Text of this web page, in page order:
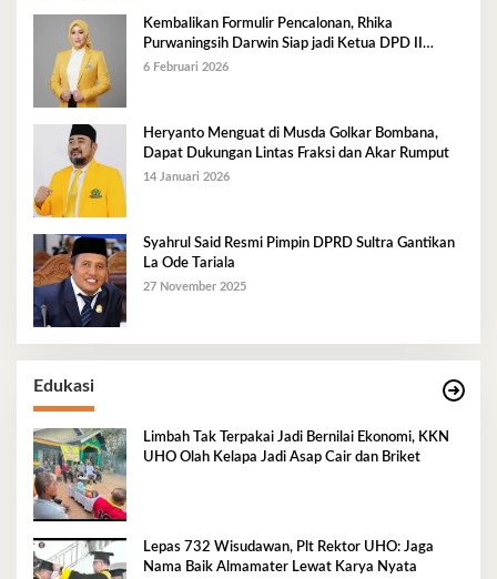
Kembalikan Formulir Pencalonan, Rhika
Purwaningsih Darwin Siap jadi Ketua DPD II
Golkar Mubar
6 Februari 2026
Heryanto Menguat di Musda Golkar Bombana,
Dapat Dukungan Lintas Fraksi dan Akar Rumput
14 Januari 2026
Syahrul Said Resmi Pimpin DPRD Sultra Gantikan
La Ode Tariala
27 November 2025
Edukasi
Limbah Tak Terpakai Jadi Bernilai Ekonomi, KKN
UHO Olah Kelapa Jadi Asap Cair dan Briket
Lepas 732 Wisudawan, Plt Rektor UHO: Jaga
Nama Baik Almamater Lewat Karya Nyata